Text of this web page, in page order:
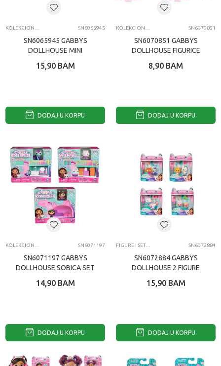
SN6065945
SN6065945 GABBYS
DOLLHOUSE MINI
15,90 BAM
DODAJ U KORPU
SN6070851
SN6070851 GABBYS
DOLLHOUSE FIGURICE
8,90 BAM
DODAJ U KORPU
SN6071197
SN6071197 GABBYS
DOLLHOUSE SOBICA SET
14,90 BAM
DODAJ U KORPU
SN6072884
SN6072884 GABBYS
DOLLHOUSE 2 FIGURE
15,90 BAM
DODAJ U KORPU